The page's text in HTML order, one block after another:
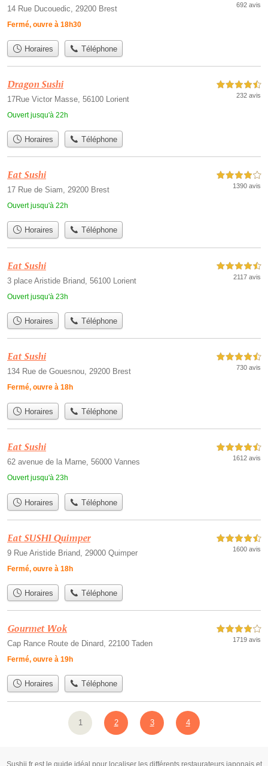
14 Rue Ducouedic, 29200 Brest
Fermé, ouvre à 18h30
692 avis
Horaires Téléphone
Dragon Sushi
17Rue Victor Masse, 56100 Lorient
Ouvert jusqu'à 22h
4,5 étoiles sur 5
232 avis
Horaires Téléphone
Eat Sushi
17 Rue de Siam, 29200 Brest
Ouvert jusqu'à 22h
4,0 étoiles sur 5
1390 avis
Horaires Téléphone
Eat Sushi
3 place Aristide Briand, 56100 Lorient
Ouvert jusqu'à 23h
4,5 étoiles sur 5
2117 avis
Horaires Téléphone
Eat Sushi
134 Rue de Gouesnou, 29200 Brest
Fermé, ouvre à 18h
4,5 étoiles sur 5
730 avis
Horaires Téléphone
Eat Sushi
62 avenue de la Marne, 56000 Vannes
Ouvert jusqu'à 23h
4,5 étoiles sur 5
1612 avis
Horaires Téléphone
Eat SUSHI Quimper
9 Rue Aristide Briand, 29000 Quimper
Fermé, ouvre à 18h
4,5 étoiles sur 5
1600 avis
Horaires Téléphone
Gourmet Wok
Cap Rance Route de Dinard, 22100 Taden
Fermé, ouvre à 19h
4,0 étoiles sur 5
1719 avis
Horaires Téléphone
1 2 3 4
Sushii.fr est le guide idéal pour localiser les différents restaurateurs japonais et